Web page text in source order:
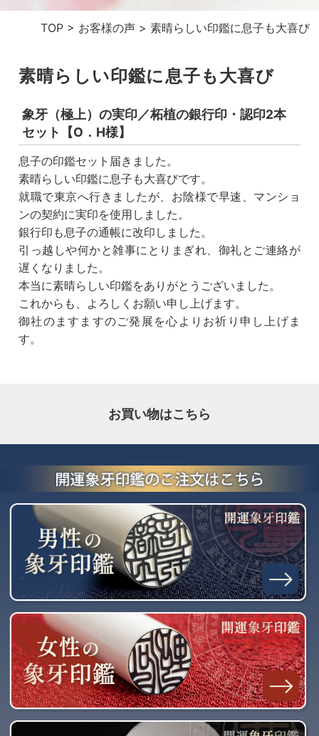
TOP> お客様の声> 素晴らしい印鑑に息子も大喜び
素晴らしい印鑑に息子も大喜び
象牙（極上）の実印／柘植の銀行印・認印2本
セット【O．H様】
息子の印鑑セット届きました。
素晴らしい印鑑に息子も大喜びです。
就職で東京へ行きましたが、お陰様で早速、マンショ
ンの契約に実印を使用しました。
銀行印も息子の通帳に改印しました。
引っ越しや何かと雑事にとりまぎれ、御礼とご連絡が
遅くなりました。
本当に素晴らしい印鑑をありがとうございました。
これからも、よろしくお願い申し上げます。
御社のますますのご発展を心よりお祈り申し上げま
す。
お買い物はこちら